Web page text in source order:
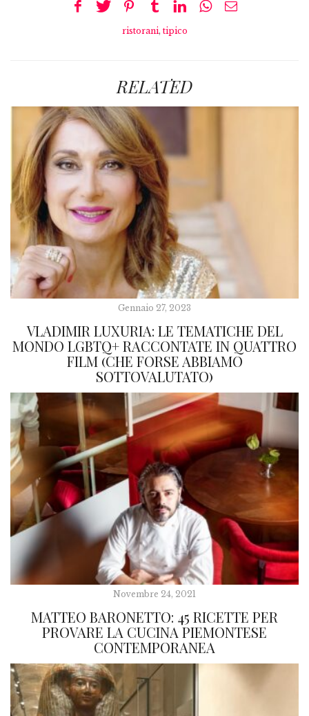
ristorani, tipico
RELATED
Gennaio 27, 2023
VLADIMIR LUXURIA: LE TEMATICHE DEL
MONDO LGBTQ+ RACCONTATE IN QUATTRO
FILM (CHE FORSE ABBIAMO
SOTTOVALUTATO)
Novembre 24, 2021
MATTEO BARONETTO: 45 RICETTE PER
PROVARE LA CUCINA PIEMONTESE
CONTEMPORANEA